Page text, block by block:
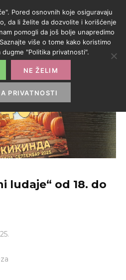
ludaje“ od 18. do
Pored osnovnih koje osiguravaju
da li želite da dozvolite i korišćenje
pomogli da još bolje unapredimo
više o tome kako koristimo
dugme "Politika privatnosti".
NE ŽELIM
PRIVATNOSTI